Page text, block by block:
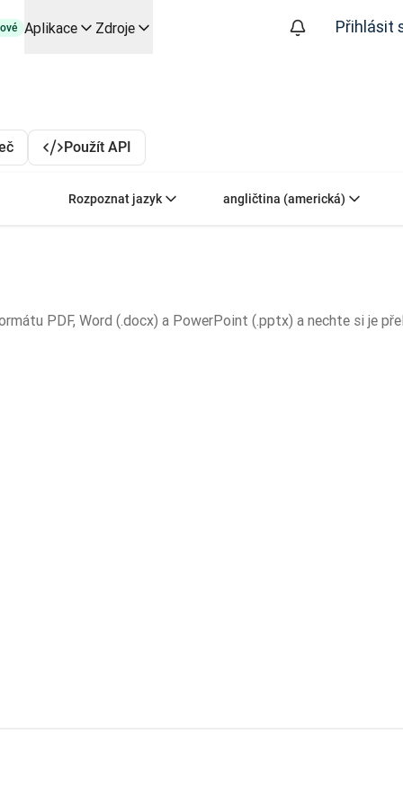
založené na AI pro klíčové případy použití a integrace
překladatelské pracovní postupy od začátku do konce,
Aplikace Zdroje Přihlásit
Použít API
Zvolte zdrojový jazyk. Aktuální volba:
Rozpoznat jazyk Zvolte cílový jazyk.
angličtina (americká)
PDF, Word (.docx) a PowerPoint (.pptx) a nechte si je